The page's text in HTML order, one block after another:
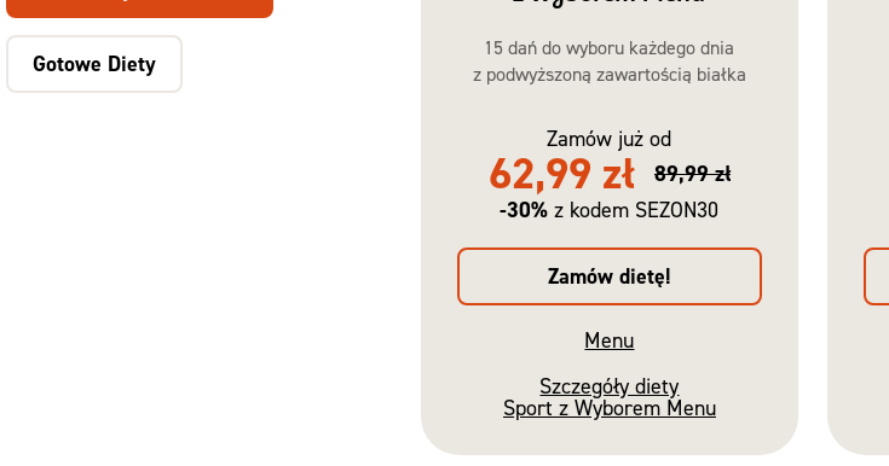
Gotowe Diety
15 dań do wyboru każdego dnia
z podwyższoną zawartością białka
Zamów już od
62,99 zł
89,99 zł
-30% z kodem SEZON30
Zamów dietę!
Menu
Szczegóły diety
Sport z Wyborem Menu